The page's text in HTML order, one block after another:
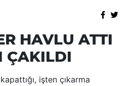
HAVLU ATTI
ÇAKILDI
işten çıkarma